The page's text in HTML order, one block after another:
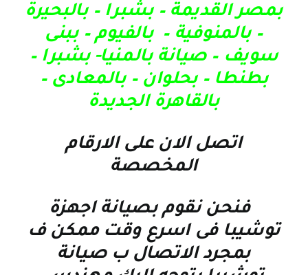
بمصر القديمة – بشبرا – بالبحيرة
– بالمنوفية – بالفيوم – ببنى
سويف – صيانة بالمنيا- بشبرا –
بطنطا – بحلوان – بالمعادى –
بالقاهرة الجديدة
اتصل الان على الارقام
المخصصة
فنحن نقوم بصيانة اجهزة
توشيبا فى اسرع وقت ممكن ف
بمجرد الاتصال بصيانة